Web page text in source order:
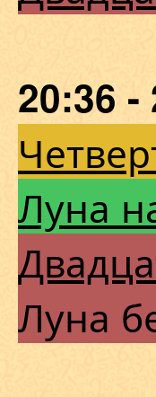
20:36 -
Луна
Луна